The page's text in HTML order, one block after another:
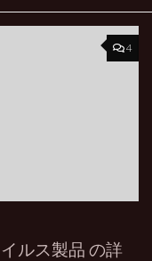
4
ルス製品 の詳